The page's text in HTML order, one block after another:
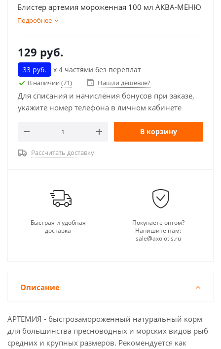
Блистер артемия мороженная 100 мл АКВА-МЕНЮ
Подробнее
129 руб.
33 руб. х 4 частями без переплат
В наличии (71) Нашли дешевле?
Для списания и начисления бонусов при заказе,
укажите номер телефона в личном кабинете
В корзину
Рассчитать доставку
Быстрая и удобная
доставка
Покупаете оптом?
Напишите нам:
sale@axolotls.ru
Описание
АРТЕМИЯ - быстрозамороженный натуральный корм
для большинства пресноводных и морских видов рыб
средних и крупных размеров. Рекомендуется как